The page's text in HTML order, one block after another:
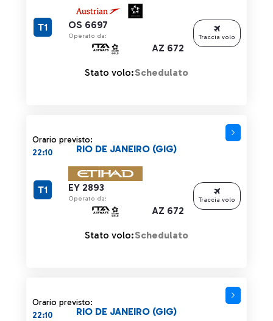
OS 6697
Operato da:
AZ 672
T1
Stato volo:Schedulato
Traccia volo
Orario previsto:
22:10
EY 2893
Operato da:
AZ 672
RIO DE JANEIRO (GIG)
T1
Stato volo:Schedulato
Traccia volo
Orario previsto:
22:10
RIO DE JANEIRO (GIG)